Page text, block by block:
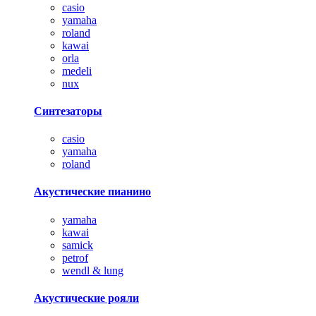
casio
yamaha
roland
kawai
orla
medeli
nux
Синтезаторы
casio
yamaha
roland
Акустические пианино
yamaha
kawai
samick
petrof
wendl & lung
Акустические рояли